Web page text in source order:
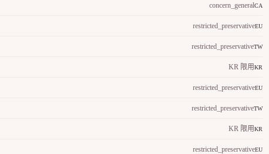
concern_generalCA
restricted_preservativeEU
restricted_preservativeTW
KR 限用KR
restricted_preservativeEU
restricted_preservativeTW
KR 限用KR
restricted_preservativeEU